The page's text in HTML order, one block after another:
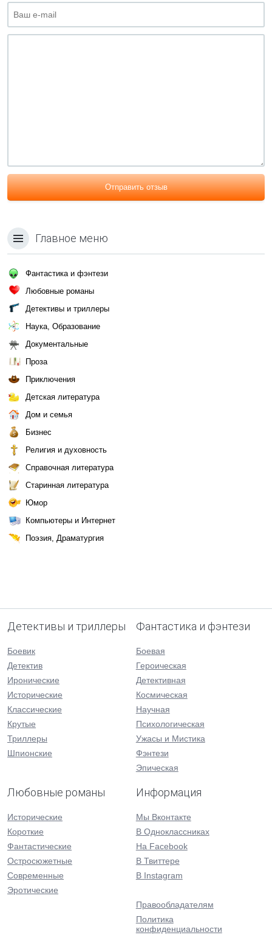
Отправить отзыв
Главное меню
Фантастика и фэнтези
Любовные романы
Детективы и триллеры
Наука, Образование
Документальные
Проза
Приключения
Детская литература
Дом и семья
Бизнес
Религия и духовность
Справочная литература
Старинная литература
Юмор
Компьютеры и Интернет
Поэзия, Драматургия
Детективы и триллеры
Боевик
Детектив
Иронические
Исторические
Классические
Крутые
Триллеры
Шпионские
Фантастика и фэнтези
Боевая
Героическая
Детективная
Космическая
Научная
Психологическая
Ужасы и Мистика
Фэнтези
Эпическая
Любовные романы
Исторические
Короткие
Фантастические
Остросюжетные
Современные
Эротические
Информация
Мы Вконтакте
В Одноклассниках
На Facebook
В Твиттере
В Instagram
Правообладателям
Политика
конфиденциальности